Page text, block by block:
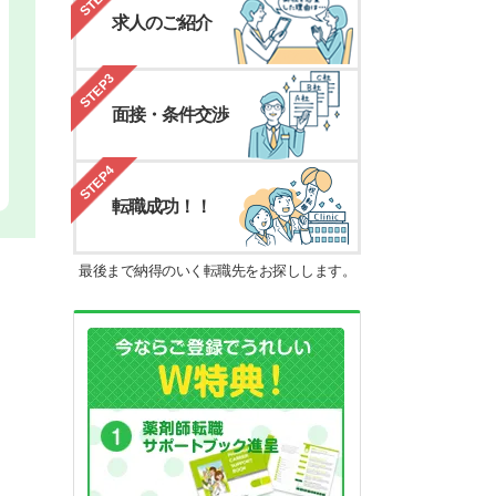
求人のご紹介
STEP3
面接・条件交渉
STEP4
転職成功！！
最後まで納得のいく転職先をお探しします。